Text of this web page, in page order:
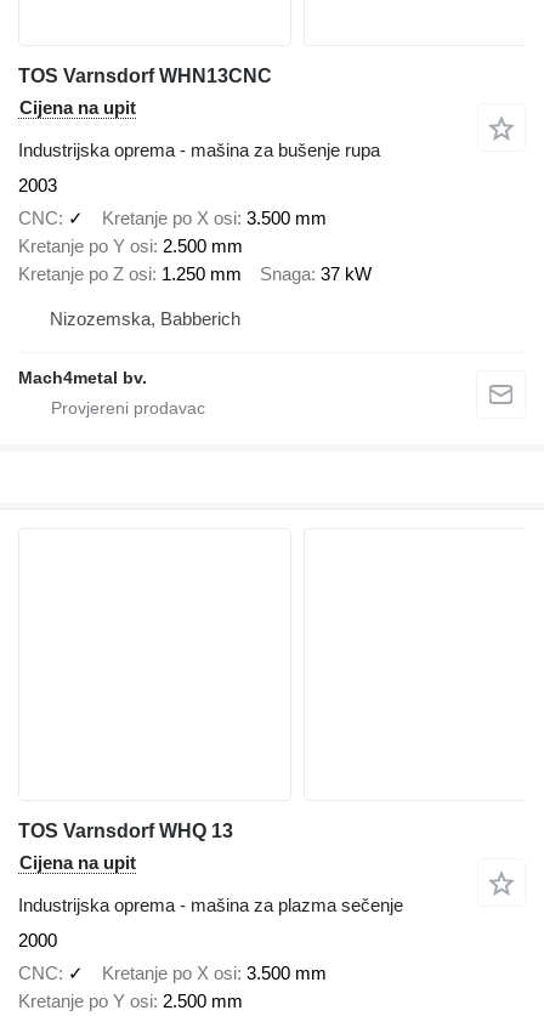
TOS Varnsdorf WHN13CNC
Cijena na upit
Industrijska oprema - mašina za bušenje rupa
2003
CNC
✓ Kretanje po X osi 3.500 mm
Kretanje po Y osi 2.500 mm
Kretanje po Z osi 1.250 mm Snaga 37 kW
Nizozemska, Babberich
Mach4metal bv.
TOS Varnsdorf WHQ 13
Cijena na upit
Industrijska oprema - mašina za plazma sečenje
2000
CNC
✓ Kretanje po X osi 3.500 mm
Kretanje po Y osi 2.500 mm